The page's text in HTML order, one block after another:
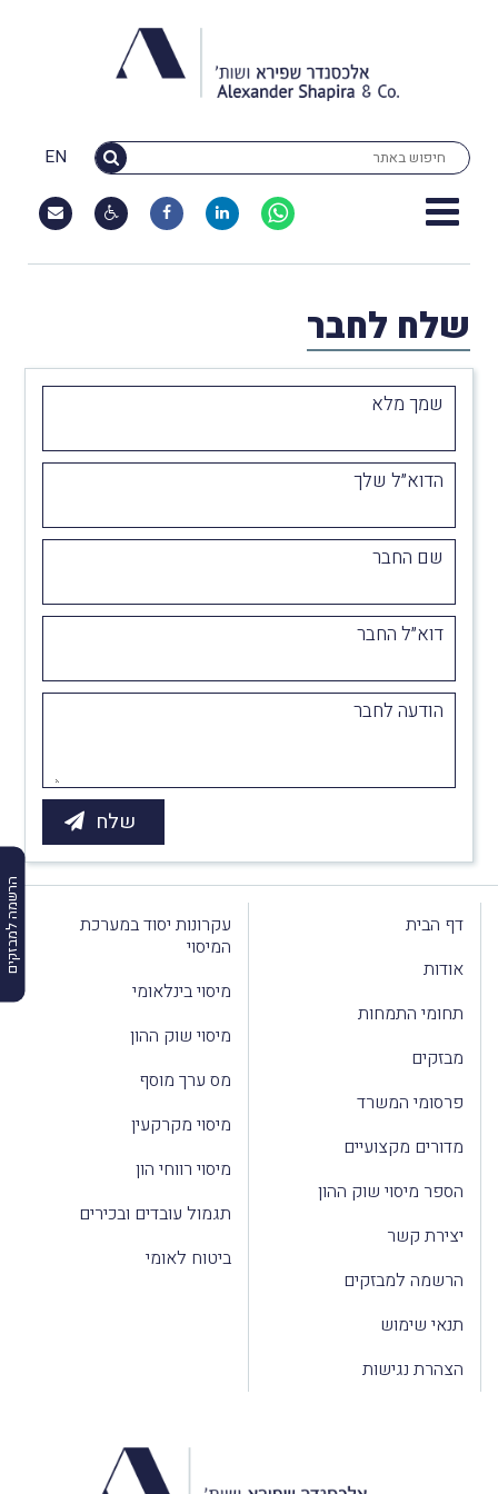
EN
הרשמה למבזקים
שלח לחבר
שמך מלא
הדוא״ל שלך
שם החבר
דוא״ל החבר
הודעה לחבר
דף הבית
אודות
תחומי התמחות
מבזקים
פרסומי המשרד
מדורים מקצועיים
הספר מיסוי שוק ההון
יצירת קשר
הרשמה למבזקים
תנאי שימוש
הצהרת נגישות
עקרונות יסוד במערכת
המיסוי
מיסוי בינלאומי
מיסוי שוק ההון
מס ערך מוסף
מיסוי מקרקעין
מיסוי רווחי הון
תגמול עובדים ובכירים
ביטוח לאומי